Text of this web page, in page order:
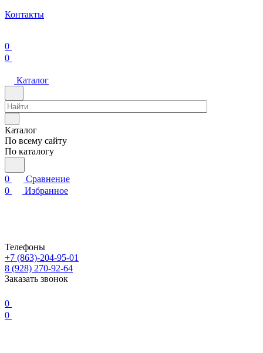
Контакты
0
0
Каталог
Каталог
По всему сайту
По каталогу
0
Сравнение
0
Избранное
Телефоны
+7 (863)-204-95-01
8 (928) 270-92-64
Заказать звонок
0
0